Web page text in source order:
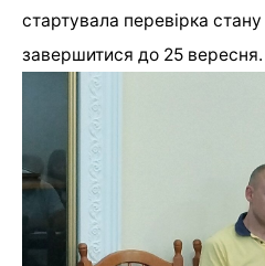
стартувала перевірка
завершитися до 25 вересня.